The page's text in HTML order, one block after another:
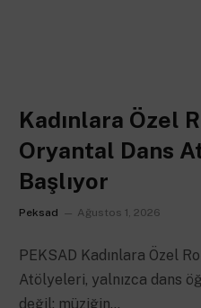
Kadınlara Özel
Oryantal Dans
Başlıyor
Peksad Ağustos 1, 2026
PEKSAD Kadınlara Özel
Atölyeleri, yalnızca dans
değil; müziğin…